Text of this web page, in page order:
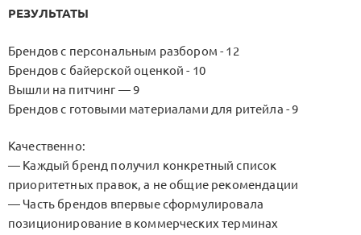
РЕЗУЛЬТАТЫ
Брендов с персональным разбором - 12
Брендов с байерской оценкой - 10
Вышли на питчинг — 9
Брендов с готовыми материалами для ритейла - 9
Качественно:
— Каждый бренд получил конкретный список
приоритетных правок, а не общие рекомендации
— Часть брендов впервые сформулировала
позиционирование в коммерческих терминах